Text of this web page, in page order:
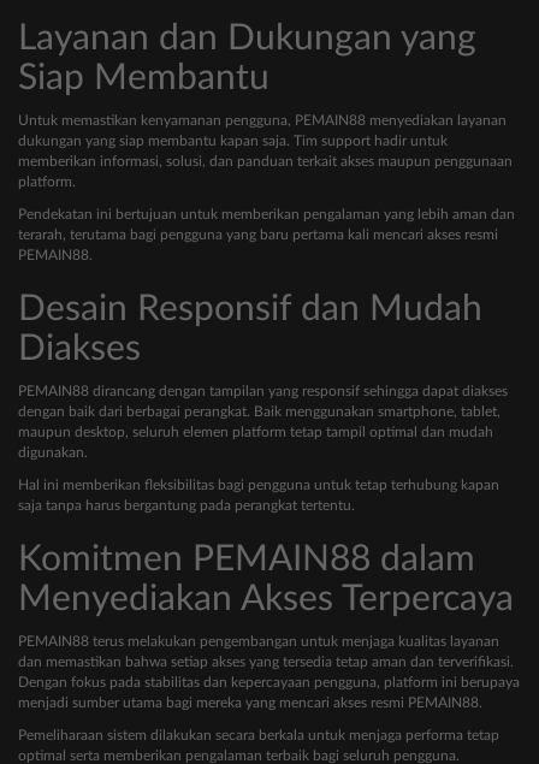
Layanan dan Dukungan yang
Siap Membantu
Untuk memastikan kenyamanan pengguna, PEMAIN88 menyediakan layanan
dukungan yang siap membantu kapan saja. Tim support hadir untuk
memberikan informasi, solusi, dan panduan terkait akses maupun penggunaan
platform.
Pendekatan ini bertujuan untuk memberikan pengalaman yang lebih aman dan
terarah, terutama bagi pengguna yang baru pertama kali mencari akses resmi
PEMAIN88.
Desain Responsif dan Mudah
Diakses
PEMAIN88 dirancang dengan tampilan yang responsif sehingga dapat diakses
dengan baik dari berbagai perangkat. Baik menggunakan smartphone, tablet,
maupun desktop, seluruh elemen platform tetap tampil optimal dan mudah
digunakan.
Hal ini memberikan fleksibilitas bagi pengguna untuk tetap terhubung kapan
saja tanpa harus bergantung pada perangkat tertentu.
Komitmen PEMAIN88 dalam
Menyediakan Akses Terpercaya
PEMAIN88 terus melakukan pengembangan untuk menjaga kualitas layanan
dan memastikan bahwa setiap akses yang tersedia tetap aman dan terverifikasi.
Dengan fokus pada stabilitas dan kepercayaan pengguna, platform ini berupaya
menjadi sumber utama bagi mereka yang mencari akses resmi PEMAIN88.
Pemeliharaan sistem dilakukan secara berkala untuk menjaga performa tetap
optimal serta memberikan pengalaman terbaik bagi seluruh pengguna.